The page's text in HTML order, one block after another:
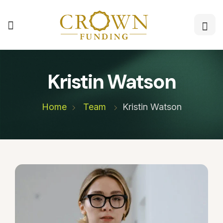
Kristin Watson
Home Team Kristin Watson